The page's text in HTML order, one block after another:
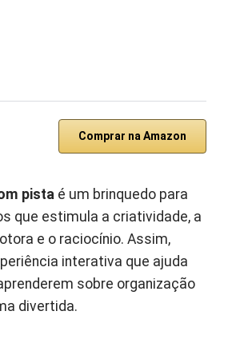
Comprar na Amazon
pista é um brinquedo para
que estimula a criatividade, a
e o raciocínio. Assim,
interativa que ajuda
sobre organização
divertida.